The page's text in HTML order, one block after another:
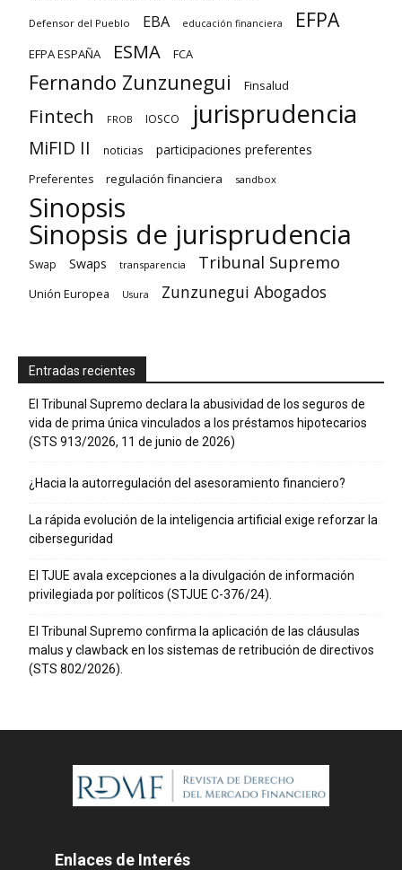
Defensor del Pueblo EBA educación financiera EFPA
EFPA ESPAÑA ESMA FCA
Fernando Zunzunegui Finsalud
Fintech FROB IOSCO jurisprudencia
MiFID II noticias participaciones preferentes
Preferentes regulación financiera sandbox
Sinopsis
Sinopsis de jurisprudencia
Swap Swaps transparencia Tribunal Supremo
Unión Europea Usura Zunzunegui Abogados
Entradas recientes
El Tribunal Supremo declara la abusividad de los seguros de
vida de prima única vinculados a los préstamos hipotecarios
(STS 913/2026, 11 de junio de 2026)
¿Hacia la autorregulación del asesoramiento financiero?
La rápida evolución de la inteligencia artificial exige reforzar la
ciberseguridad
El TJUE avala excepciones a la divulgación de información
privilegiada por políticos (STJUE C-376/24).
El Tribunal Supremo confirma la aplicación de las cláusulas
malus y clawback en los sistemas de retribución de directivos
(STS 802/2026).
Enlaces de Interés